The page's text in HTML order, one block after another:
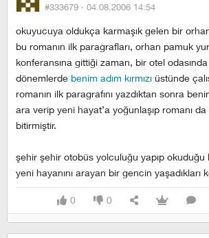
#333679 · 04.08.2006 14:54
okuyucuya oldukça karmaşık gelen bir
bu romanın ilk paragrafları, orhan pamuk
konferansına gittiği zaman, bir otel odasında
dönemlerde benim adım kırmızı üstünde
romanın ilk paragrafını yazdıktan sonra
ara verip yeni hayat’a yoğunlaşıp romanı
bitirmiştir.
şehir şehir otobüs yolculuğu yapıp okuduğu
yeni hayanını arayan bir gencin yaşadıkları
0 0